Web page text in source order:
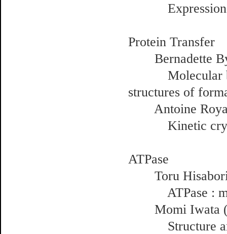
Expression of
Protein Transfer
Bernadette
Molecular
structures of
Antoine
Kinetic
ATPase
Toru Hisabori
ATPase :
Momi Iwata
Structure